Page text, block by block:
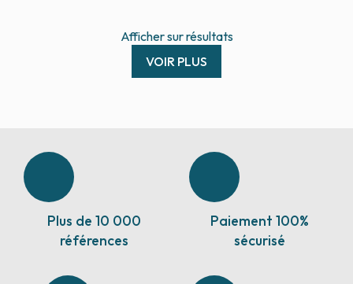
Affichersurrésultats
VOIR PLUS
Plus de 10 000
références
Paiement 100%
sécurisé